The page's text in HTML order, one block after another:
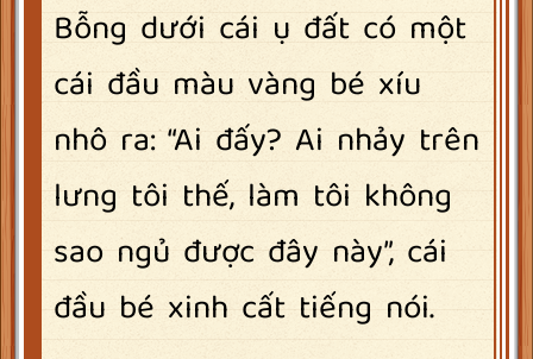
Bỗng dưới cái ụ đất có một
cái đầu màu vàng bé xíu
nhô ra: “Ai đấy? Ai nhảy trên
lưng tôi thế, làm tôi không
sao ngủ được đây này”, cái
đầu bé xinh cất tiếng nói.